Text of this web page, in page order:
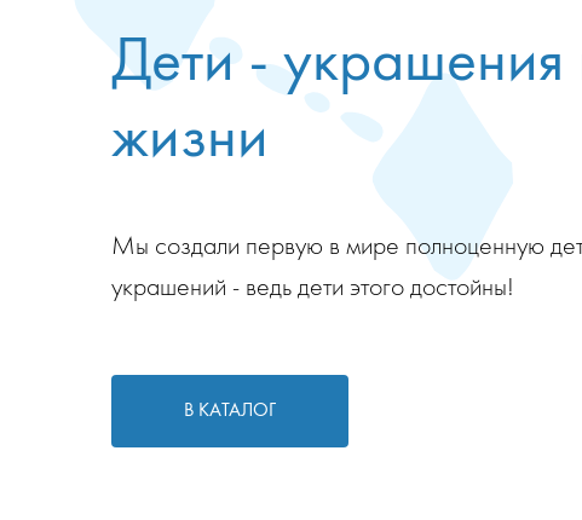
Дети -
жизни
Мы создали первую в мире полноценную
украшений - ведь дети этого достойны!
В КАТАЛОГ